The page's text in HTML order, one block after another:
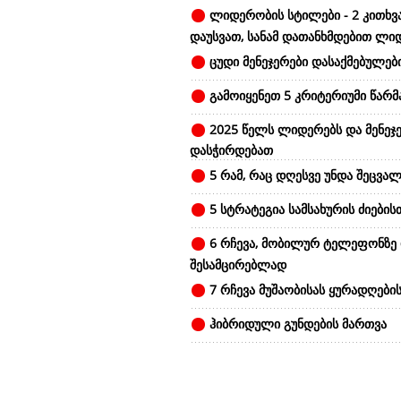
ლიდერობის სტილები - 2
დაუსვათ, სანამ დათანხმდებით
ცუდი მენეჯერები
გამოიყენეთ 5 კრიტერიუმი
2025 წელს ლიდერებს და
დასჭირდებათ
5 რამ, რაც დღესვე უნდა
5 სტრატეგია სამსახურის
6 რჩევა, მობილურ ტელეფონზე
შესამცირებლად
7 რჩევა მუშაობისას
ჰიბრიდული გუნდების მართვა